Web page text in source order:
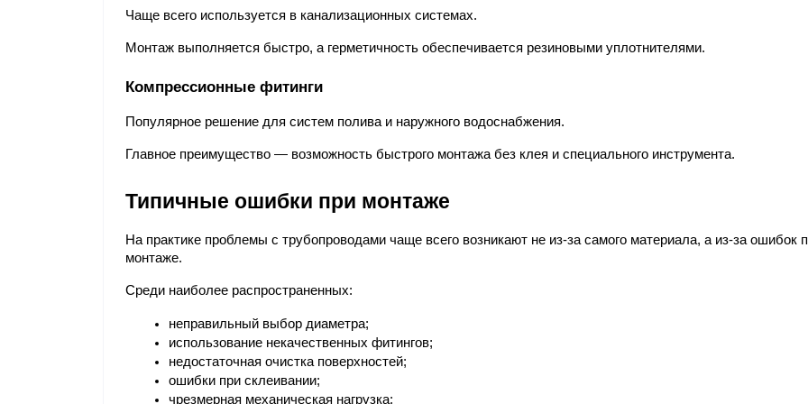
Чаще всего используется в канализационных системах.
Монтаж выполняется быстро, а герметичность обеспечивается резиновыми уплотнителями.
Компрессионные фитинги
Популярное решение для систем полива и наружного водоснабжения.
Главное преимущество — возможность быстрого монтажа без клея и специального инструмента.
Типичные ошибки при монтаже
На практике проблемы с трубопроводами чаще всего возникают не из-за самого материала, а из-за ошибок
монтаже.
Среди наиболее распространенных:
неправильный выбор диаметра;
использование некачественных фитингов;
недостаточная очистка поверхностей;
ошибки при склеивании;
чрезмерная механическая нагрузка;